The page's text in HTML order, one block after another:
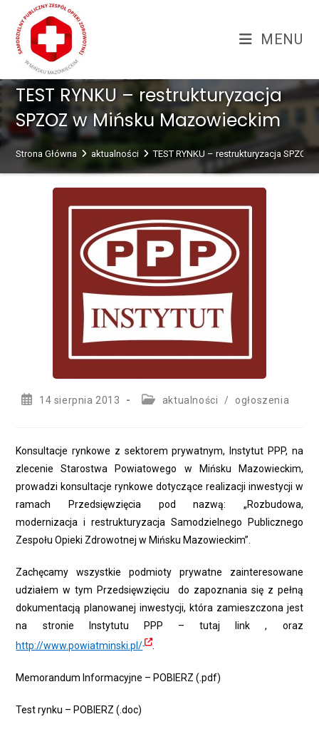
treści
content
MENU
TEST RYNKU – restrukturyzacja
SPZOZ w Mińsku Mazowieckim
Strona Główna aktualności TEST RYNKU – restrukturyzacja
Post14 sierpnia 2013
Postaktualności / ogłoszenia
Konsultacje rynkowe z sektorem prywatnym, Instytut PPP, na
zlecenie Starostwa Powiatowego w Mińsku Mazowieckim,
prowadzi konsultacje rynkowe dotyczące realizacji inwestycji w
ramach Przedsięwzięcia pod nazwą: „Rozbudowa,
modernizacja i restrukturyzacja Samodzielnego Publicznego
Zespołu Opieki Zdrowotnej w Mińsku Mazowieckim”.
Zachęcamy wszystkie podmioty prywatne zainteresowane
udziałem w tym Przedsięwzięciu do zapoznania się z pełną
dokumentacją planowanej inwestycji, która zamieszczona jest
na stronie Instytutu PPP – tutaj link , oraz
http://www.powiatminski.pl/
.
Memorandum Informacyjne – POBIERZ (.pdf)
Test rynku – POBIERZ (.doc)